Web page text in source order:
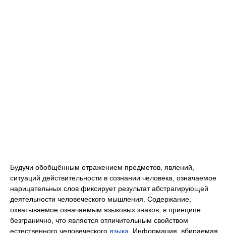
Будучи обобщённым отражением предметов, явлений,
ситуаций действительности в сознании человека, означаемое
нарицательных слов фиксирует результат абстрагирующей
деятельности человеческого мышления. Содержание,
охватываемое означаемым языковых знаков, в принципе
безгранично, что является отличительным свойством
естественного человеческого языка . Информация, вбираемая